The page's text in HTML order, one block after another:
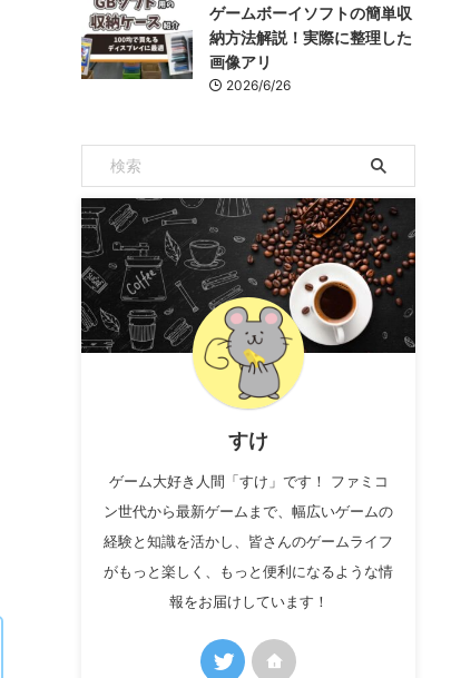
ゲームボーイソフトの簡単収
納方法解説！実際に整理した
画像アリ
2026/6/26
すけ
ゲーム大好き人間「すけ」です！ ファミコ
ン世代から最新ゲームまで、幅広いゲームの
経験と知識を活かし、皆さんのゲームライフ
がもっと楽しく、もっと便利になるような情
報をお届けしています！